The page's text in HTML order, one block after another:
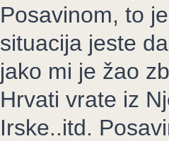
Posavinom, to
situacija jeste
jako mi je žao
Hrvati vrate iz
Irske..itd.